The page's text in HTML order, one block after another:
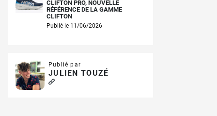
CLIFTON PRO, NOUVELLE
RÉFÉRENCE DE LA GAMME
CLIFTON
Publié le 11/06/2026
Publié par
JULIEN TOUZÉ